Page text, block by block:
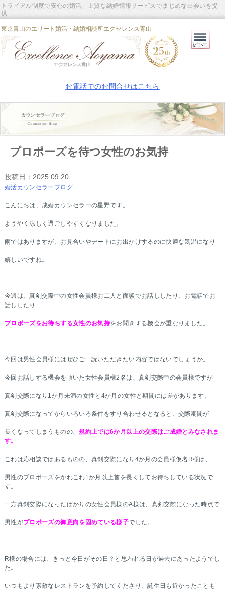
東京青山のエリート婚活・結婚相談所エクセレンス青山
トライアル制度で安心の婚活。上質な結婚情報サービスでまじめな出会いを提
供
お電話でのお問合せはこちら
プロポーズを待つ女性のお気持
投稿日： 2025.09.20
婚活カウンセラーブログ
こんにちは、成婚カウンセラーの星野です。
ようやく涼しく過ごしやすくなりました。
雨ではありますが、お見合いやデートにお出かけするのに快適な気温になり
嬉しいですね。
今週は、真剣交際中の女性会員様お二人と面談でお話ししたり、お電話でお
話ししたり
プロポーズをお待ちする女性のお気持をお聞きする機会が重なりました。
今回は男性会員様にはぜひご一読いただきたい内容ではないでしょうか。
今回お話しする機会を頂いた女性会員様2名は、真剣交際中の会員様ですが
真剣交際になり1か月未満の女性と4か月の女性と期間には差があります。
真剣交際になってからいろいろ条件をすり合わせるとなると、交際期間が
長くなってしまうものの、規約上では6か月以上の交際はご成婚とみなされま
す。
これは応相談ではあるものの、真剣交際になり4か月の会員様仮名R様は、
男性のプロポーズをかれこれ1か月以上首を長くしてお待ちしている状況で
す。
一方真剣交際になったばかりの女性会員様のA様は、真剣交際になった時点で
男性がプロポーズの御意向を固めている様子でした。
R様の場合には、きっと今日がその日？と思われる日が過去にあったようでし
た。
いつもより素敵なレストランを予約してくださり、誕生日も近かったことも